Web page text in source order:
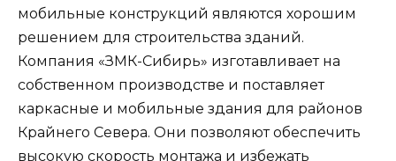
мобильные конструкций являются хорошим
решением для строительства зданий.
Компания «ЗМК-Сибирь» изготавливает на
собственном производстве и поставляет
каркасные и мобильные здания для районов
Крайнего Севера. Они позволяют обеспечить
высокую скорость монтажа и избежать